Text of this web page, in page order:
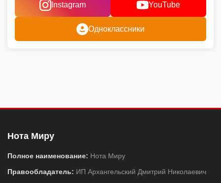
Instagram YouTube
Одноклассники
Нота Миру
Полное наименование: Нота Миру
Правообладатель: ИП Архангельский Дмитрий Николаевич